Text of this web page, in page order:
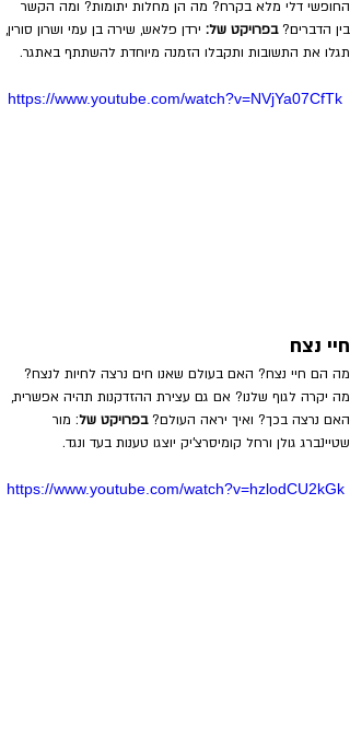
החופשי דלי מלא בקרח? מה הן מחלות יתומות? ומה הקשר
בין הדברים? בפרויקט של: ירדן פלאש, שירה בן עמי ושרון סורין,
תגלו את התשובות ותקבלו הזמנה מיוחדת להשתתף באתגר.
https://www.youtube.com/watch?v=NVjYa07CfTk
חיי נצח
מה הם חיי נצח? האם בעולם שאנו חים נרצה לחיות לנצח?
מה יקרה לגוף שלנו? אם גם עצירת ההזדקנות תהיה אפשרית,
האם נרצה בכך? ואיך יראה העולם? בפרויקט של: מור
שטיינברג גולן ורחל קומיסרצ'יק יוצגו טענות בעד ונגד.
https://www.youtube.com/watch?v=hzlodCU2kGk